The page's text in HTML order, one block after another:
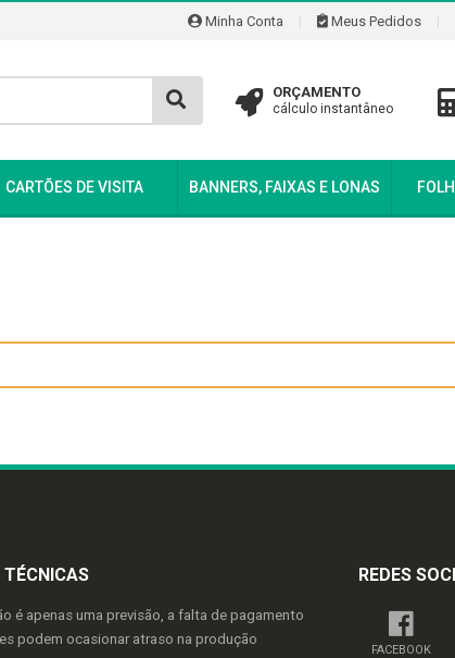
Minha Conta Meus Pedidos
ORÇAMENTO
cálculo instantâneo
CARTÕES DE VISITA BANNERS, FAIXAS E LONAS
TÉCNICAS
é apenas uma previsão, a falta de pagamento
podem ocasionar atraso na produção
REDES
FACEBOOK